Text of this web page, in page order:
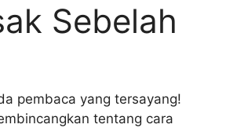
Sebelah
pembaca yang tersayang!
tentang cara